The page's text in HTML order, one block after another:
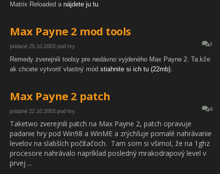
Matrix Reloaded a nájdete ju tu
Max Payne 2 mod tools
3
pridané 25.10.2003 pod hry
Remedy zverejnili toolsy pre nedávno vyjdeného Max Payne 2. Ta.kže
ak chcete vytvoriť vlastný mód stiahnite si ich tu (22mb).
Max Payne 2 patch
0
pridané 22.10.2003 pod hry
Taketwo zverejnili patch na Max Payne 2, patch opravuje
padanie hry pod Win98 a WinME a zrýchľuje pomalé nahrávanie
levelov na slabších počítačoch. Tam som si všimol, že na 1ghz
procesore nahrávalo napríklad posledný mrakodrapový level v
prvej ...